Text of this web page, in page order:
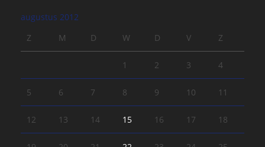
augustus 2012
Z
M D W D V Z
1 2 3 4
5 6 7 8 9 10 11
12 13 14 15 16 17 18